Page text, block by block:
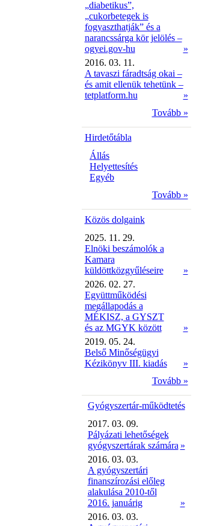
„diabetikus”,
„cukorbetegek is
fogyaszthatják” és a
narancssárga kör jelölés –
ogyei.gov-hu
»
2016. 03. 11.
A tavaszi fáradtság okai –
és amit ellenük tehetünk –
tetplatform.hu
»
Tovább »
Hirdetőtábla
Állás
Helyettesítés
Egyéb
Tovább »
Közös dolgaink
2025. 11. 29.
Elnöki beszámolók a
Kamara
küldöttközgyűléseire
»
2026. 02. 27.
Együttműködési
megállapodás a
MÉKISZ, a GYSZT
és az MGYK között
»
2019. 05. 24.
Belső Minőségügyi
Kézikönyv III. kiadás
»
Tovább »
Gyógyszertár-működtetés
2017. 03. 09.
Pályázati lehetőségek
gyógyszertárak számára »
2016. 03. 03.
A gyógyszertári
finanszírozási előleg
alakulása 2010-től
2016. januárig
»
2016. 03. 03.